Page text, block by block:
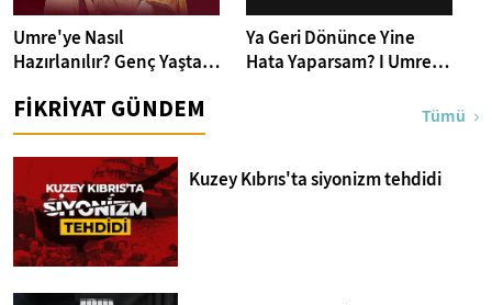
Umre'ye Nasıl
Hazırlanılır? Genç Yaşta
Bilinmesi Gereken Kritik
Bilgiler
Ya Geri Dönünce Yine
Hata Yaparsam? I Umre
FİKRİYAT GÜNDEM Tümü
Kuzey Kıbrıs'ta siyonizm tehdidi